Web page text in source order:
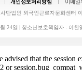
단법인 외국인근로자문화센터
24일 | 청소년보호책임자 : 이천
that the session
or